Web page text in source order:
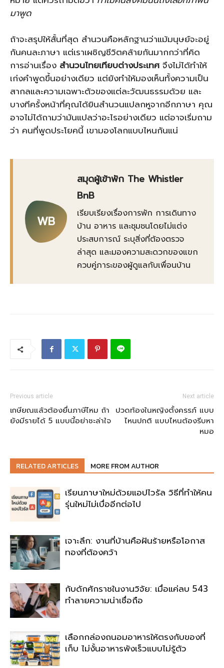
มาพูด
ถ้าจะสรุปให้สั้นที่สุด สำนวนคือหลักฐานว่าแม้มนุษย์จะอยู่
กันคนละภาษา แต่เราเผชิญชีวิตคล้ายกันมากกว่าที่คิด
การอ่านเรื่อง สำนวนไทยเทียบต่างประเทศจึงไม่ได้ทำให้
เก่งคำพูดขึ้นอย่างเดียว แต่ยังทำให้มองเห็นทั้งความเป็น
สากลและความเฉพาะตัวของแต่ละวัฒนธรรมด้วย และ
บางทีครั้งหน้าที่คุณได้ยินสำนวนแปลกหูจากอีกภาษา คุณ
อาจไม่ได้ถามว่ามันแปลว่าอะไรอย่างเดียว แต่อาจเริ่มถาม
ว่า คนที่พูดประโยคนี้ เขามองโลกแบบไหนกันแน่
WB
สมุดผู้เข้าพัก The Whistler
BnB
เรียบเรียงเรื่องการพัก การเดินทาง
บ้าน อาหาร และชุมชนโดยไม่แต่ง
ประสบการณ์ ระบุสิ่งที่ต้องตรวจ
ล่าสุด และมองความสะดวกของแขก
ควบคู่ภาระของผู้ดูแลกับเพื่อนบ้าน
Previous article
เกษียณแล้วต้องยื่นภาษีไหม ถ้า
ยังมีรายได้ 5 แบบนี้อย่าชะล่าใจ
Next article
ปวดท้องในหญิงตั้งครรภ์ แบบ
ไหนปกติ แบบไหนต้องรีบหา
หมอ
RELATED ARTICLES MORE FROM AUTHOR
เรียนภาษาใหม่ด้วยแอปไวรัล วิธีที่ทำให้คน
รุ่นใหม่ไม่เบื่ออีกต่อไป
เจาะลึก: งานที่บ้านคือฝันร้ายหรือโอกาส
ทองที่ต้องคว้า
กับดักศักราชในงานวิจัย: เมื่อแค่ลบ 543
ทำลายความน่าเชื่อถือ
เลือกกล่องถนอมอาหารให้ตรงกับของที่
เก็บ ไม่งั้นอาหารพังเร็วแบบไม่รู้ตัว